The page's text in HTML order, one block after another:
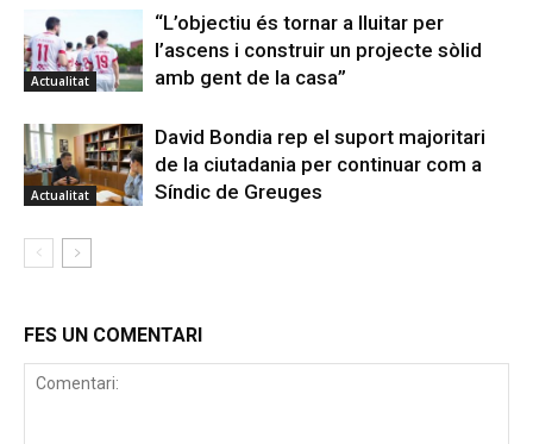
Actualitat
“L’objectiu és tornar a lluitar per
l’ascens i construir un projecte sòlid
amb gent de la casa”
Actualitat
David Bondia rep el suport majoritari
de la ciutadania per continuar com a
Síndic de Greuges
FES UN COMENTARI